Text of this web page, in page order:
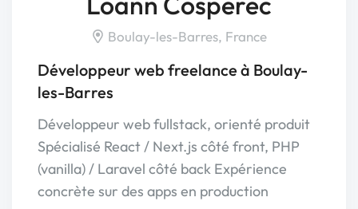
Boulay-les-Barres, France
Développeur web freelance à Boulay-
les-Barres
Développeur web fullstack, orienté produit
Spécialisé React / Next.js côté front, PHP
(vanilla) / Laravel côté back Expérience
concrète sur des apps en production